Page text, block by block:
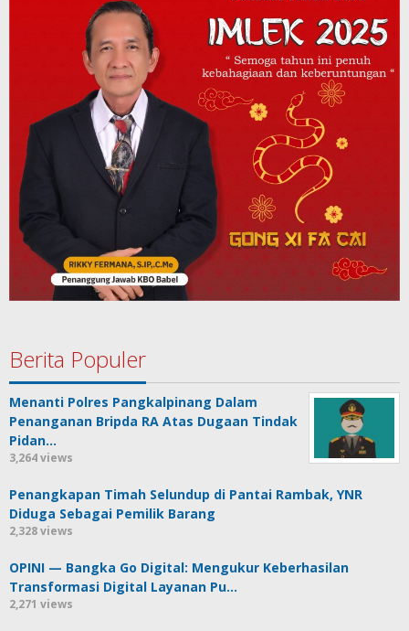
Berita Populer
Menanti Polres Pangkalpinang Dalam
Penanganan Bripda RA Atas Dugaan Tindak
Pidan…
3,264 views
Penangkapan Timah Selundup di Pantai Rambak, YNR
Diduga Sebagai Pemilik Barang
2,328 views
OPINI — Bangka Go Digital: Mengukur Keberhasilan
Transformasi Digital Layanan Pu…
2,271 views